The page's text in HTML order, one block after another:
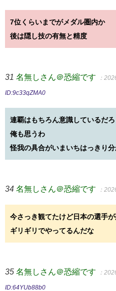
7位くらいまでがメダル圏内か
後は隠し技の有無と精度
31 名無しさん＠恐縮です ：
ID:9c33qZMA0
連覇はもちろん意識しているだ
俺も思うわ
怪我の具合がいまいちはっきり
34 名無しさん＠恐縮です ：
今さっき観てたけど日本の選手
ギリギリでやってるんだな
35 名無しさん＠恐縮です ：
ID:64YUb88b0